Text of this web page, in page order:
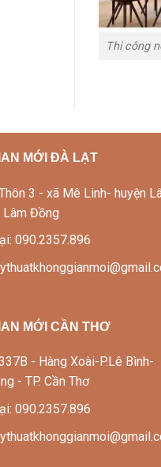
Thi công
MỚI ĐÀ LẠT
3 - xã Mê Linh- huyện
Lâm Đồng
090.2357.896
MỚI CẦN THƠ
- Hàng Xoài-P.Lê Bình-
- TP. Cần Thơ
090.2357.896